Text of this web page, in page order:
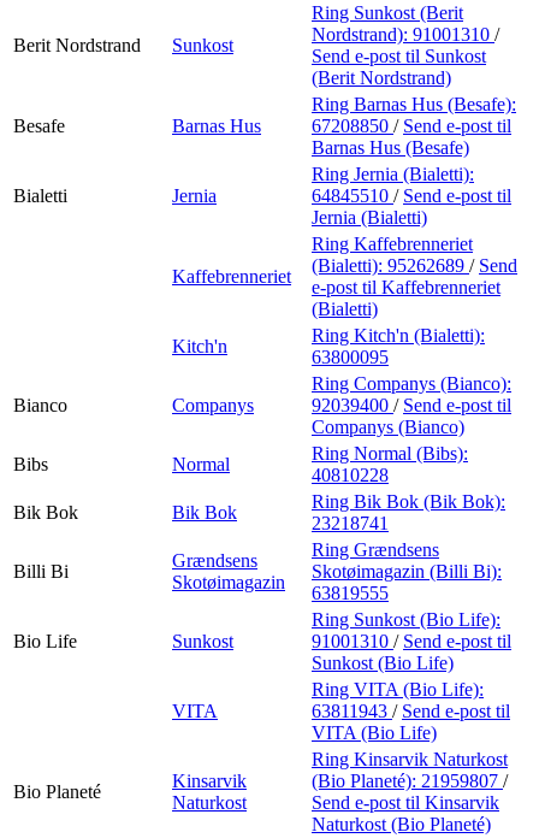
Berit Nordstrand Sunkost
Ring Sunkost (Berit
Nordstrand): 91001310 /
Send e-post til Sunkost
(Berit Nordstrand)
Besafe Barnas Hus
Ring Barnas Hus (Besafe):
67208850 / Send e-post til
Barnas Hus (Besafe)
Bialetti Jernia
Ring Jernia (Bialetti):
64845510 / Send e-post til
Jernia (Bialetti)
Kaffebrenneriet
Ring Kaffebrenneriet
(Bialetti): 95262689 / Send
e-post til Kaffebrenneriet
(Bialetti)
Kitch'n
Ring Kitch'n (Bialetti):
63800095
Bianco Companys
Ring Companys (Bianco):
92039400 / Send e-post til
Companys (Bianco)
Bibs
Normal
Ring Normal (Bibs):
40810228
Bik Bok
Bik Bok
Ring Bik Bok (Bik Bok):
23218741
Billi Bi
Grændsens
Skotøimagazin
Ring Grændsens
Skotøimagazin (Billi Bi):
63819555
Bio Life Sunkost
Ring Sunkost (Bio Life):
91001310 / Send e-post til
Sunkost (Bio Life)
VITA
Ring VITA (Bio Life):
63811943 / Send e-post til
VITA (Bio Life)
Bio Planeté
Kinsarvik
Naturkost
Ring Kinsarvik Naturkost
(Bio Planeté): 21959807 /
Send e-post til Kinsarvik
Naturkost (Bio Planeté)